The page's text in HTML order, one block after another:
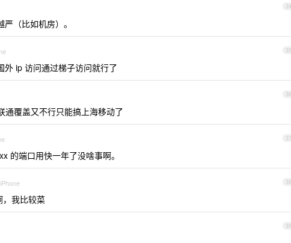
34
（比如机房）。
35
外 ip 访问通过梯子访问就行了
36
通覆盖又不行只能搞上海移动了
37
的端口用快一年了没啥事啊。
38
，我比较菜
39